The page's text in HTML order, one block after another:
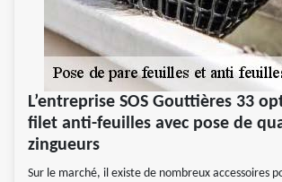
L’entreprise SOS Gouttières 33
filet anti-feuilles avec pose de
zingueurs
Sur le marché, il existe de nombreux accessoires